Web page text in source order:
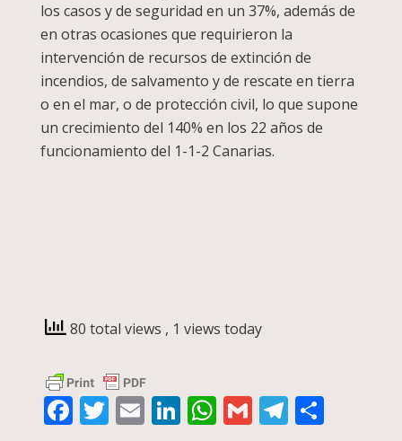
los casos y de seguridad en un 37%, además de
en otras ocasiones que requirieron la
intervención de recursos de extinción de
incendios, de salvamento y de rescate en tierra
o en el mar, o de protección civil, lo que supone
un crecimiento del 140% en los 22 años de
funcionamiento del 1-1-2 Canarias.
80 total views , 1 views today
Facebook
Twitter
EmailLinkedIn
WhatsApp
Gmail